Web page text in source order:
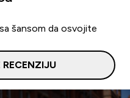
šansom da osvojite
RECENZIJU